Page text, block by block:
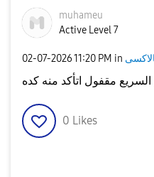
muhameu
Active Level 7
‎02-07-202611:20 PM in
مقفول اتأكد منه كده
0 Likes